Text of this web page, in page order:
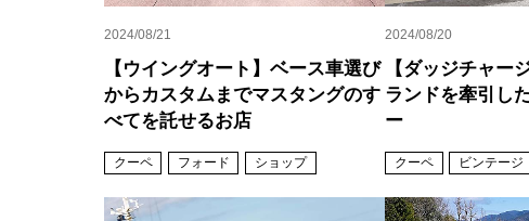
2024/08/21
【ウイングオート】ベース車選び
からカスタムまでマスタングのす
べてを託せるお店
クーペ フォード ショップ
2024/08/20
【ダッジチャー
ランドを牽引し
ー
クーペ ビンテージ